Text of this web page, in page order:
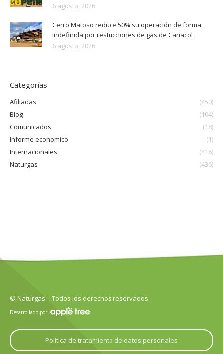
6 agosto, 2026
Cerro Matoso reduce 50% su operación de forma
indefinida por restricciones de gas de Canacol
6 agosto, 2026
Categorías
Afiliadas
(450)
Blog
(104)
Comunicados
(18)
Informe economico
(1)
Internacionales
(416)
Naturgas
(436)
© Naturgas – Todos los derechos reservados.
Desarrollado por:
Política de tratamiento de datos personales